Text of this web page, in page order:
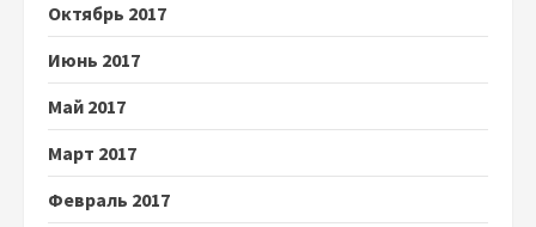
Октябрь 2017
Июнь 2017
Май 2017
Март 2017
Февраль 2017